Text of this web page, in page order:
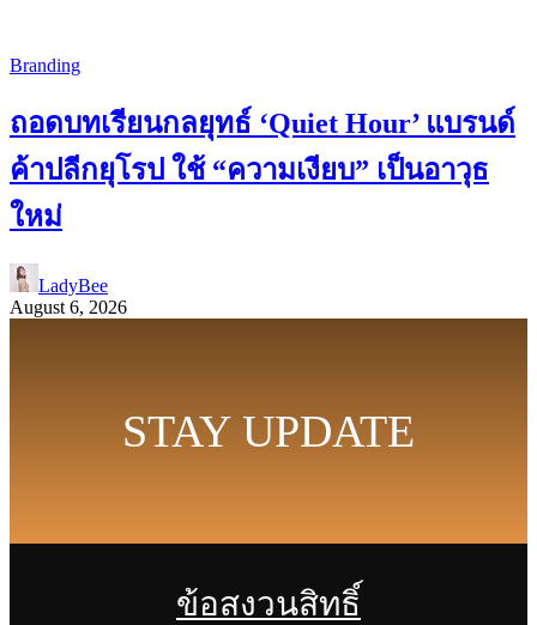
Branding
ถอดบทเรียนกลยุทธ์ ‘Quiet Hour’ แบรนด์
ค้าปลีกยุโรป ใช้ “ความเงียบ” เป็นอาวุธ
ใหม่
LadyBee
August 6, 2026
STAY UPDATE
ข้อสงวนสิทธิ์